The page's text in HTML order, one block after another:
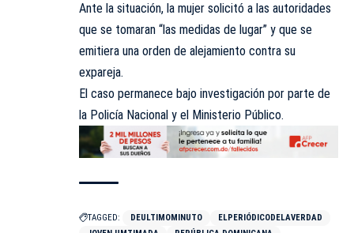
Ante la situación, la mujer solicitó a las autoridades
que se tomaran “las medidas de lugar” y que se
emitiera una orden de alejamiento contra su
expareja.
El caso permanece bajo investigación por parte de
la Policía Nacional y el Ministerio Público.
TAGGED: DEULTIMOMINUTO
ELPERIÓDICODELAVERDAD